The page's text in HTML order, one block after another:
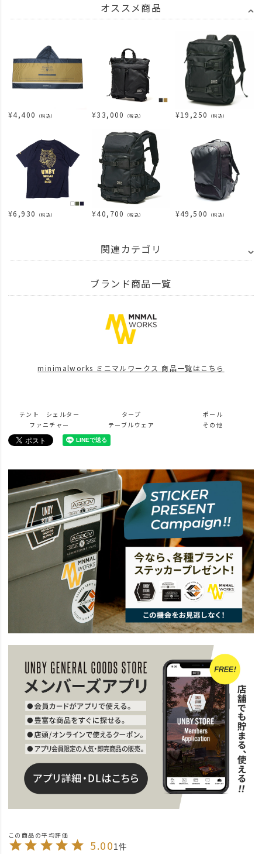
オススメ商品
¥4,400 （税込） ¥33,000 （税込） ¥19,250 （税込）
¥6,930 （税込） ¥40,700 （税込） ¥49,500 （税込）
関連カテゴリ
MINIMAL WORKS - ミニマルワークス
MINIMAL WORKS - ミニマルワークス
UNBY SANDA CAMP MEETING
ブランド商品一覧
minimalworks ミニマルワークス 商品一覧はこちら
テント シェルター タープ
ポール
ファニチャー
テーブルウェア その他
5.001